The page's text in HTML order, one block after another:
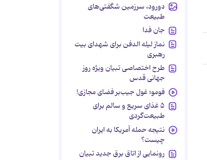
دورود، سرزمین شگفتی‌های
طبیعت
جان فدا
نماز لیله الدفن برای شهدای بیت
رهبری
طرح اختصاصی تبیان ویژه روز
جهانی قدس
فومو؛ غول جیب‌بر فضای مجازی!
۵ غذای سریع و سالم برای
طبیعت‌گردی
نتیجه حمله آمریکا به ایران
چیست؟
رونمایی از اتاق برق جدید تبیان